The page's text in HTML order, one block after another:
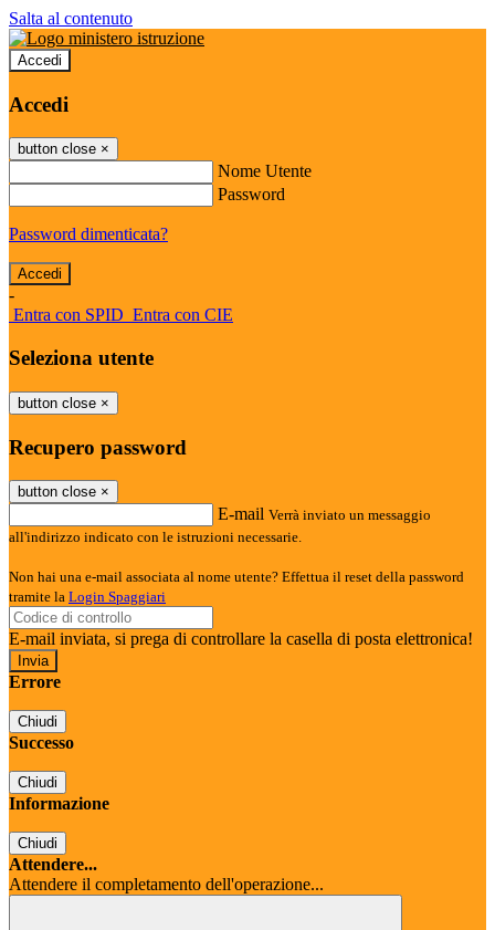
Salta al contenuto
Accedi
Accedi
button close ×
Nome Utente
Password
Password dimenticata?
-
Entra con SPID Entra con CIE
Seleziona utente
button close ×
Recupero password
button close ×
E-mail Verrà inviato un messaggio
all'indirizzo indicato con le istruzioni necessarie.
Non hai una e-mail associata al nome utente? Effettua il reset della password
tramite la Login Spaggiari
E-mail inviata, si prega di controllare la casella di posta elettronica!
Errore
Chiudi
Successo
Chiudi
Informazione
Chiudi
Attendere...
Attendere il completamento dell'operazione...